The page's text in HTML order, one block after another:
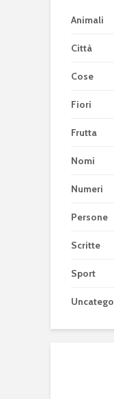
Animali
Città
Cose
Fiori
Frutta
Nomi
Numeri
Persone
Scritte
Sport